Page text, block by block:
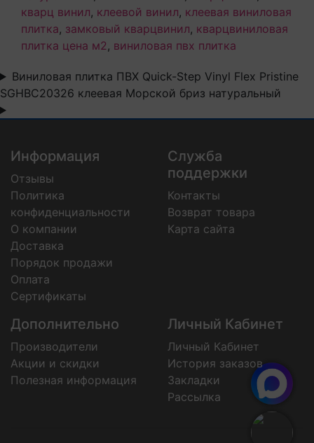
кварц винил, клеевой винил, клеевая виниловая
плитка, замковый кварцвинил, кварцвиниловая
плитка цена м2 , виниловая пвх плитка
Виниловая плитка ПВХ Quick-Step Vinyl Flex Pristine
SGHBC20326 клеевая Морской бриз натуральный
Информация
Отзывы
Политика
конфиденциальности
О компании
Доставка
Порядок продажи
Оплата
Сертификаты
Служба
поддержки
Контакты
Возврат товара
Карта сайта
Дополнительно
Производители
Акции и скидки
Полезная информация
Личный Кабинет
Личный Кабинет
История заказов
Закладки
Рассылка